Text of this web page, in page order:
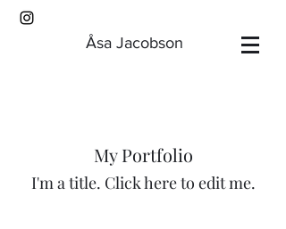
Åsa Jacobson
My Portfolio
I'm a title. ​Click here to edit me.